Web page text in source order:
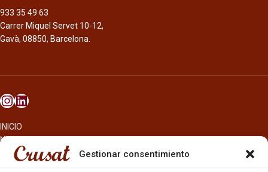
Gestionar consentimiento
933 35 49 63
Carrer Miquel Servet 10-12,
Gavà, 08850, Barcelona.
INICIO
NOSOTROS
CERVEZAS